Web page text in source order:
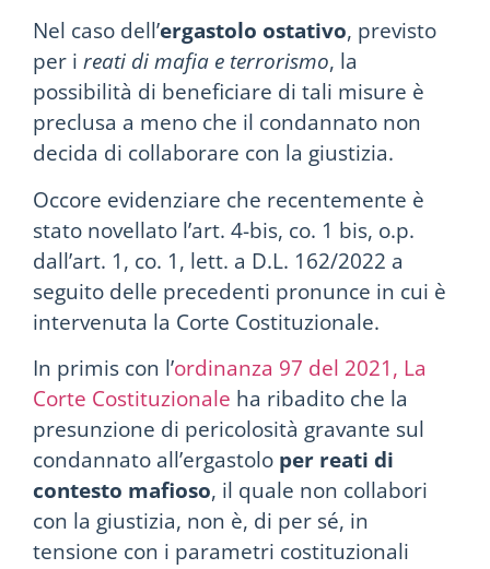
Nel caso dell’ergastolo ostativo, previsto
per i reati di mafia e terrorismo, la
possibilità di beneficiare di tali misure è
preclusa a meno che il condannato non
decida di collaborare con la giustizia.
Occore evidenziare che recentemente è
stato novellato l’art. 4-bis, co. 1 bis, o.p.
dall’art. 1, co. 1, lett. a D.L. 162/2022 a
seguito delle precedenti pronunce in cui è
intervenuta la Corte Costituzionale.
In primis con l’ordinanza 97 del 2021, La
Corte Costituzionale ha ribadito che la
presunzione di pericolosità gravante sul
condannato all’ergastolo per reati di
contesto mafioso, il quale non collabori
con la giustizia, non è, di per sé, in
tensione con i parametri costituzionali